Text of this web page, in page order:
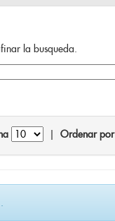
la busqueda.
Ordenar por